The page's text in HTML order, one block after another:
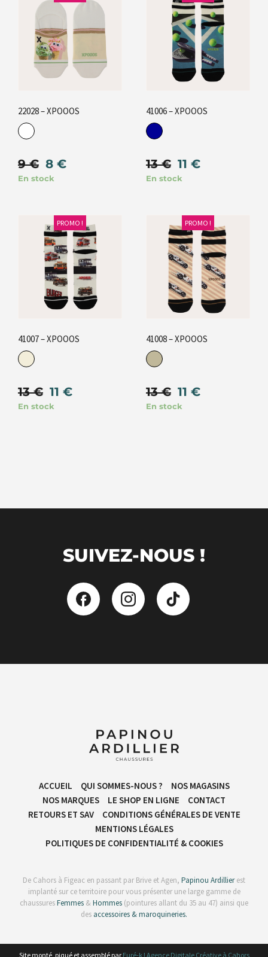
22028 – XPOOOS
9€ 8 €
En stock
41006 – XPOOOS
13€ 11 €
En stock
PROMO !
41007 – XPOOOS
13€ 11 €
En stock
PROMO !
41008 – XPOOOS
13€ 11 €
En stock
SUIVEZ-NOUS !
ACCUEIL QUI SOMMES-NOUS ?
NOS MAGASINS
NOS MARQUES
LE SHOP EN LIGNE
CONTACT
RETOURS ET SAV
CONDITIONS GÉNÉRALES DE VENTE​
MENTIONS LÉGALES
POLITIQUES DE CONFIDENTIALITÉ & COOKIES
De Cahors à Figeac en passant par Brive et Agen, Papinou Ardillierest
implanté sur ce territoire pour vous présenter une large gamme de
chaussuresFemmes &Hommes (pointures allant du 35 au 47) ainsi que
des accessoires & maroquineries.
Site monté, piqué et assemblé par Euré-k ! Agence Digitale Créative à Cahors